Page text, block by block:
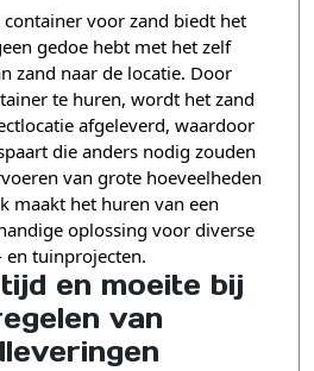
container voor zand biedt het
gedoe hebt met het zelf
zand naar de locatie. Door
te huren, wordt het zand
afgeleverd, waardoor
die anders nodig zouden
van grote hoeveelheden
maakt het huren van een
oplossing voor diverse
en tuinprojecten.
en moeite bij
van